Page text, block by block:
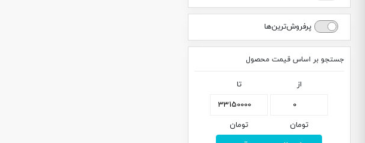
پرفروش‌ترین‌ها
جستجو بر اساس قیمت محصول
از
تومان
تا
تومان